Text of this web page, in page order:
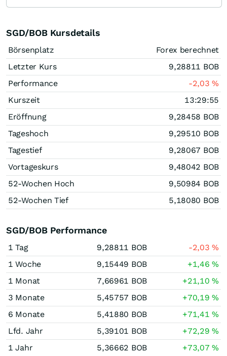
SGD/BOB Kursdetails
Börsenplatz
Forex berechnet
Letzter Kurs
9,28811 BOB
Performance
-2,03%
Kurszeit
13:29:55
Eröffnung
9,28458 BOB
Tageshoch
9,29510 BOB
Tagestief
9,28067 BOB
Vortageskurs
9,48042 BOB
52-Wochen Hoch
9,50984 BOB
52-Wochen Tief
5,18080 BOB
SGD/BOB Performance
1 Tag 9,28811 BOB -2,03%
1 Woche
9,15449 BOB +1,46%
1 Monat
7,66961 BOB +21,10%
3 Monate
5,45757 BOB +70,19%
6 Monate
5,41880 BOB +71,41%
Lfd. Jahr
5,39101 BOB +72,29%
1 Jahr
5,36662 BOB +73,07%